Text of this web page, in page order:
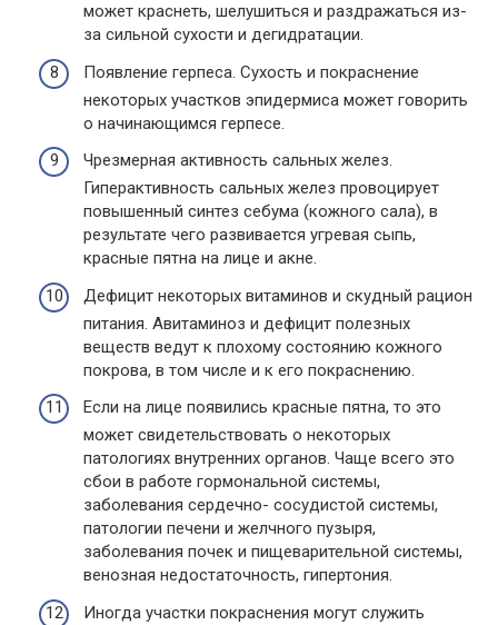
может краснеть, шелушиться и раздражаться из-
за сильной сухости и дегидратации.
Появление герпеса. Сухость и покраснение
некоторых участков эпидермиса может говорить
о начинающимся герпесе.
Чрезмерная активность сальных желез.
Гиперактивность сальных желез провоцирует
повышенный синтез себума (кожного сала), в
результате чего развивается угревая сыпь,
красные пятна на лице и акне.
Дефицит некоторых витаминов и скудный рацион
питания. Авитаминоз и дефицит полезных
веществ ведут к плохому состоянию кожного
покрова, в том числе и к его покраснению.
Если на лице появились красные пятна, то это
может свидетельствовать о некоторых
патологиях внутренних органов. Чаще всего это
сбои в работе гормональной системы,
заболевания сердечно- сосудистой системы,
патологии печени и желчного пузыря,
заболевания почек и пищеварительной системы,
венозная недостаточность, гипертония.
Иногда участки покраснения могут служить